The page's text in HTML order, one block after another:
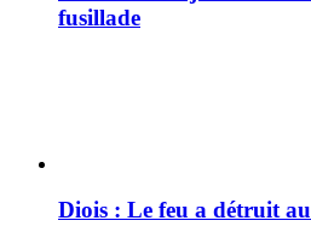
fusillade
Diois : Le feu a détruit